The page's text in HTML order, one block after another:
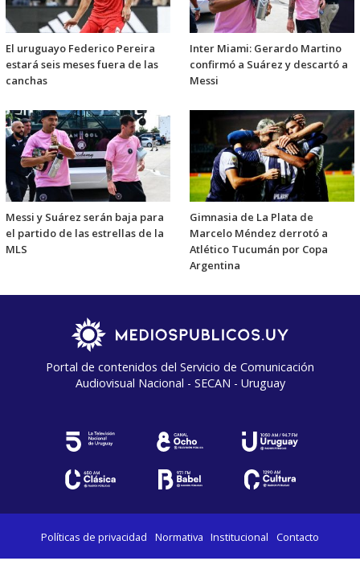
El uruguayo Federico Pereira
estará seis meses fuera de las
canchas
Inter Miami: Gerardo Martino
confirmó a Suárez y descartó a
Messi
Messi y Suárez serán baja para
el partido de las estrellas de la
MLS
Gimnasia de La Plata de
Marcelo Méndez derrotó a
Atlético Tucumán por Copa
Argentina
Portal de contenidos del Servicio de Comunicación
Audiovisual Nacional - SECAN - Uruguay
Políticas de privacidad Normativa Institucional Contacto